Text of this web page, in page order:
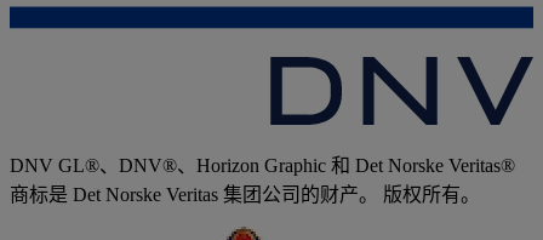
DNV GL®、DNV®、Horizon Graphic 和 Det Norske Veritas®
商标是 Det Norske Veritas 集团公司的财产。 版权所有。